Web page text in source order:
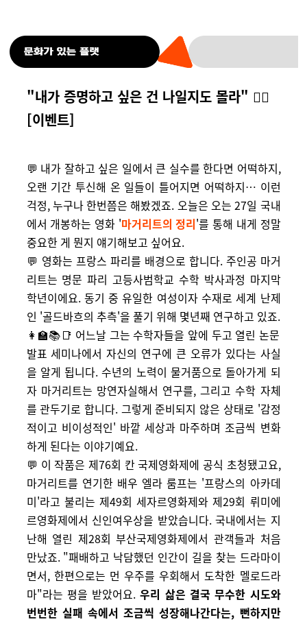
"내가 증명하고 싶은 건 나일지도 몰라" 🤷‍♀️
[이벤트]
💬 내가 잘하고 싶은 일에서 큰 실수를 한다면 어떡하지,
오랜 기간 투신해 온 일들이 틀어지면 어떡하지… 이런
걱정, 누구나 한번쯤은 해봤겠죠. 오늘은 오는 27일 국내
에서 개봉하는 영화 '마거리트의 정리'를 통해 내게 정말
중요한 게 뭔지 얘기해보고 싶어요.
💬 영화는 프랑스 파리를 배경으로 합니다. 주인공 마거
리트는 명문 파리 고등사범학교 수학 박사과정 마지막
학년이에요. 동기 중 유일한 여성이자 수재로 세계 난제
인 '골드바흐의 추측'을 풀기 위해 몇년째 연구하고 있죠.
👩‍🏫📚📑 어느날 그는 수학자들을 앞에 두고 열린 논문
발표 세미나에서 자신의 연구에 큰 오류가 있다는 사실
을 알게 됩니다. 수년의 노력이 물거품으로 돌아가게 되
자 마거리트는 망연자실해서 연구를, 그리고 수학 자체
를 관두기로 합니다. 그렇게 준비되지 않은 상태로 '감정
적이고 비이성적인' 바깥 세상과 마주하며 조금씩 변화
하게 된다는 이야기예요.
💬 이 작품은 제76회 칸 국제영화제에 공식 초청됐고요,
마거리트를 연기한 배우 엘라 룸프는 '프랑스의 아카데
미'라고 불리는 제49회 세자르영화제와 제29회 뤼미에
르영화제에서 신인여우상을 받았습니다. 국내에서는 지
난해 열린 제28회 부산국제영화제에서 관객들과 처음
만났죠. "패배하고 낙담했던 인간이 길을 찾는 드라마이
면서, 한편으로는 먼 우주를 우회해서 도착한 멜로드라
마"라는 평을 받았어요.우리 삶은 결국 무수한 시도와
번번한 실패 속에서 조금씩 성장해나간다는, 뻔하지만